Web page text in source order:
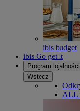
ibis budget
ibis Go get it
Program
Wstecz
ALL